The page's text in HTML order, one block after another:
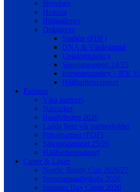
Styrelsen
Historia
Bildgallerier
Dokument
Stadgar (PDF)
DNA & Värdegrund
Ungdomspolicy
Säsongsrapport 24/25
Integritetspolicy – IFK
Hållbarhetsrapport
Partners
Våra partners
Nätverket
Bandyfesten 2026
Ladda hem vår partnerfolder
Privatpartner (PDF)
Säsongsrapport 25/26
Hållbarhetsrapport
Cuper & Läger
Nordic Bandy Cup 2026/27
Sommarbandyskola 2026
Summer Day Camp 2026